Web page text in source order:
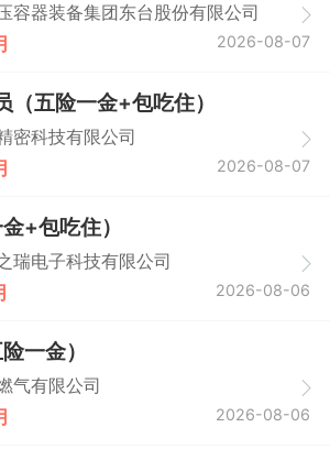
容器装备集团东台股份有限公司
2026-08-07
（五险一金+包吃住）
密科技有限公司
2026-08-07
+包吃住）
瑞电子科技有限公司
2026-08-06
一金）
气有限公司
2026-08-06